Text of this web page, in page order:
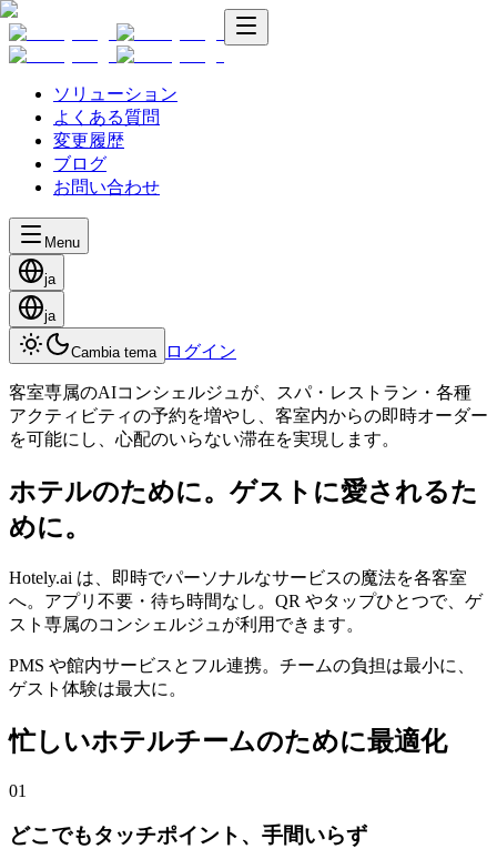
ソリューション
よくある質問
変更履歴
ブログ
お問い合わせ
Menu
ja
ja
Cambia tema ログイン
客室専属のAIコンシェルジュが、スパ・レストラン・各種
アクティビティの予約を増やし、客室内からの即時オーダー
を可能にし、心配のいらない滞在を実現します。
ホテルのために。ゲストに愛されるた
めに。
Hotely.ai は、即時でパーソナルなサービスの魔法を各客室
へ。アプリ不要・待ち時間なし。QR やタップひとつで、ゲ
スト専属のコンシェルジュが利用できます。
PMS や館内サービスとフル連携。チームの負担は最小に、
ゲスト体験は最⼤に。
忙しいホテルチームのために最適化
01
どこでもタッチポイント、手間いらず